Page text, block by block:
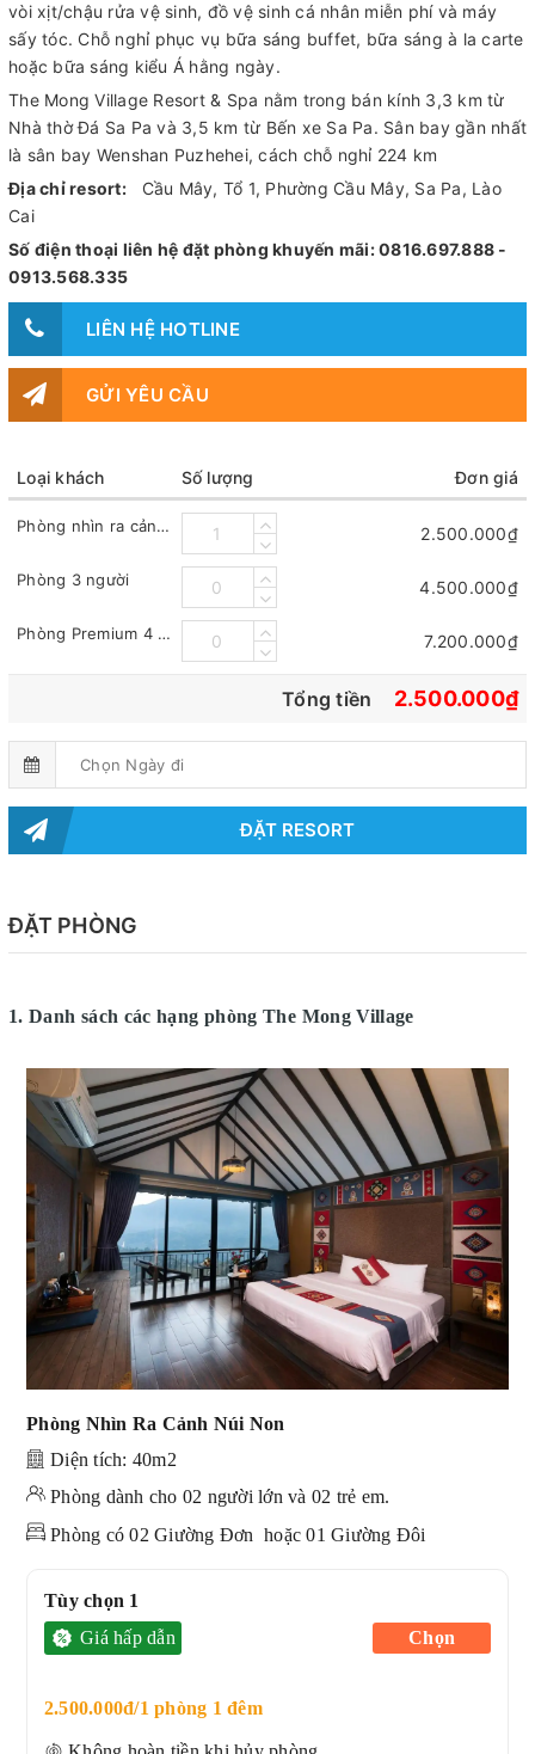
vòi xịt/chậu rửa vệ sinh, đồ vệ sinh cá nhân miễn phí và máy
sấy tóc. Chỗ nghỉ phục vụ bữa sáng buffet, bữa sáng à la carte
hoặc bữa sáng kiểu Á hằng ngày.
The Mong Village Resort & Spa nằm trong bán kính 3,3 km từ
Nhà thờ Đá Sa Pa và 3,5 km từ Bến xe Sa Pa. Sân bay gần nhất
là sân bay Wenshan Puzhehei, cách chỗ nghỉ 224 km
Địa chỉ resort:Cầu Mây, Tổ 1, Phường Cầu Mây, Sa Pa, Lào
Cai
Số điện thoại liên hệ đặt phòng khuyến mãi: 0816.697.888 -
0913.568.335
LIÊN HỆ HOTLINE
GỬI YÊU CẦU
Loại khách Số lượng Đơn giá
Phòng nhìn ra cảnh núi non 2.500.000₫
Phòng 3 người 4.500.000₫
Phòng Premium 4 người 7.200.000₫
Tổng tiền 2.500.000₫
ĐẶT RESORT
ĐẶT PHÒNG
1. Danh sách các hạng phòngThe Mong Village
Phòng Nhìn Ra Cảnh Núi Non
Diện tích: 40m2
Phòng dành cho 02 người lớn và 02 trẻ em.
Phòng có 02 Giường Đơn hoặc 01 Giường Đôi
Tùy chọn 1
Giá hấp dẫn
2.500.000đ/1 phòng 1 đêm
Chọn